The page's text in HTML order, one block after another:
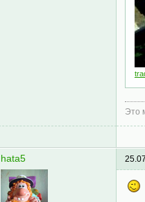
Это
hata5